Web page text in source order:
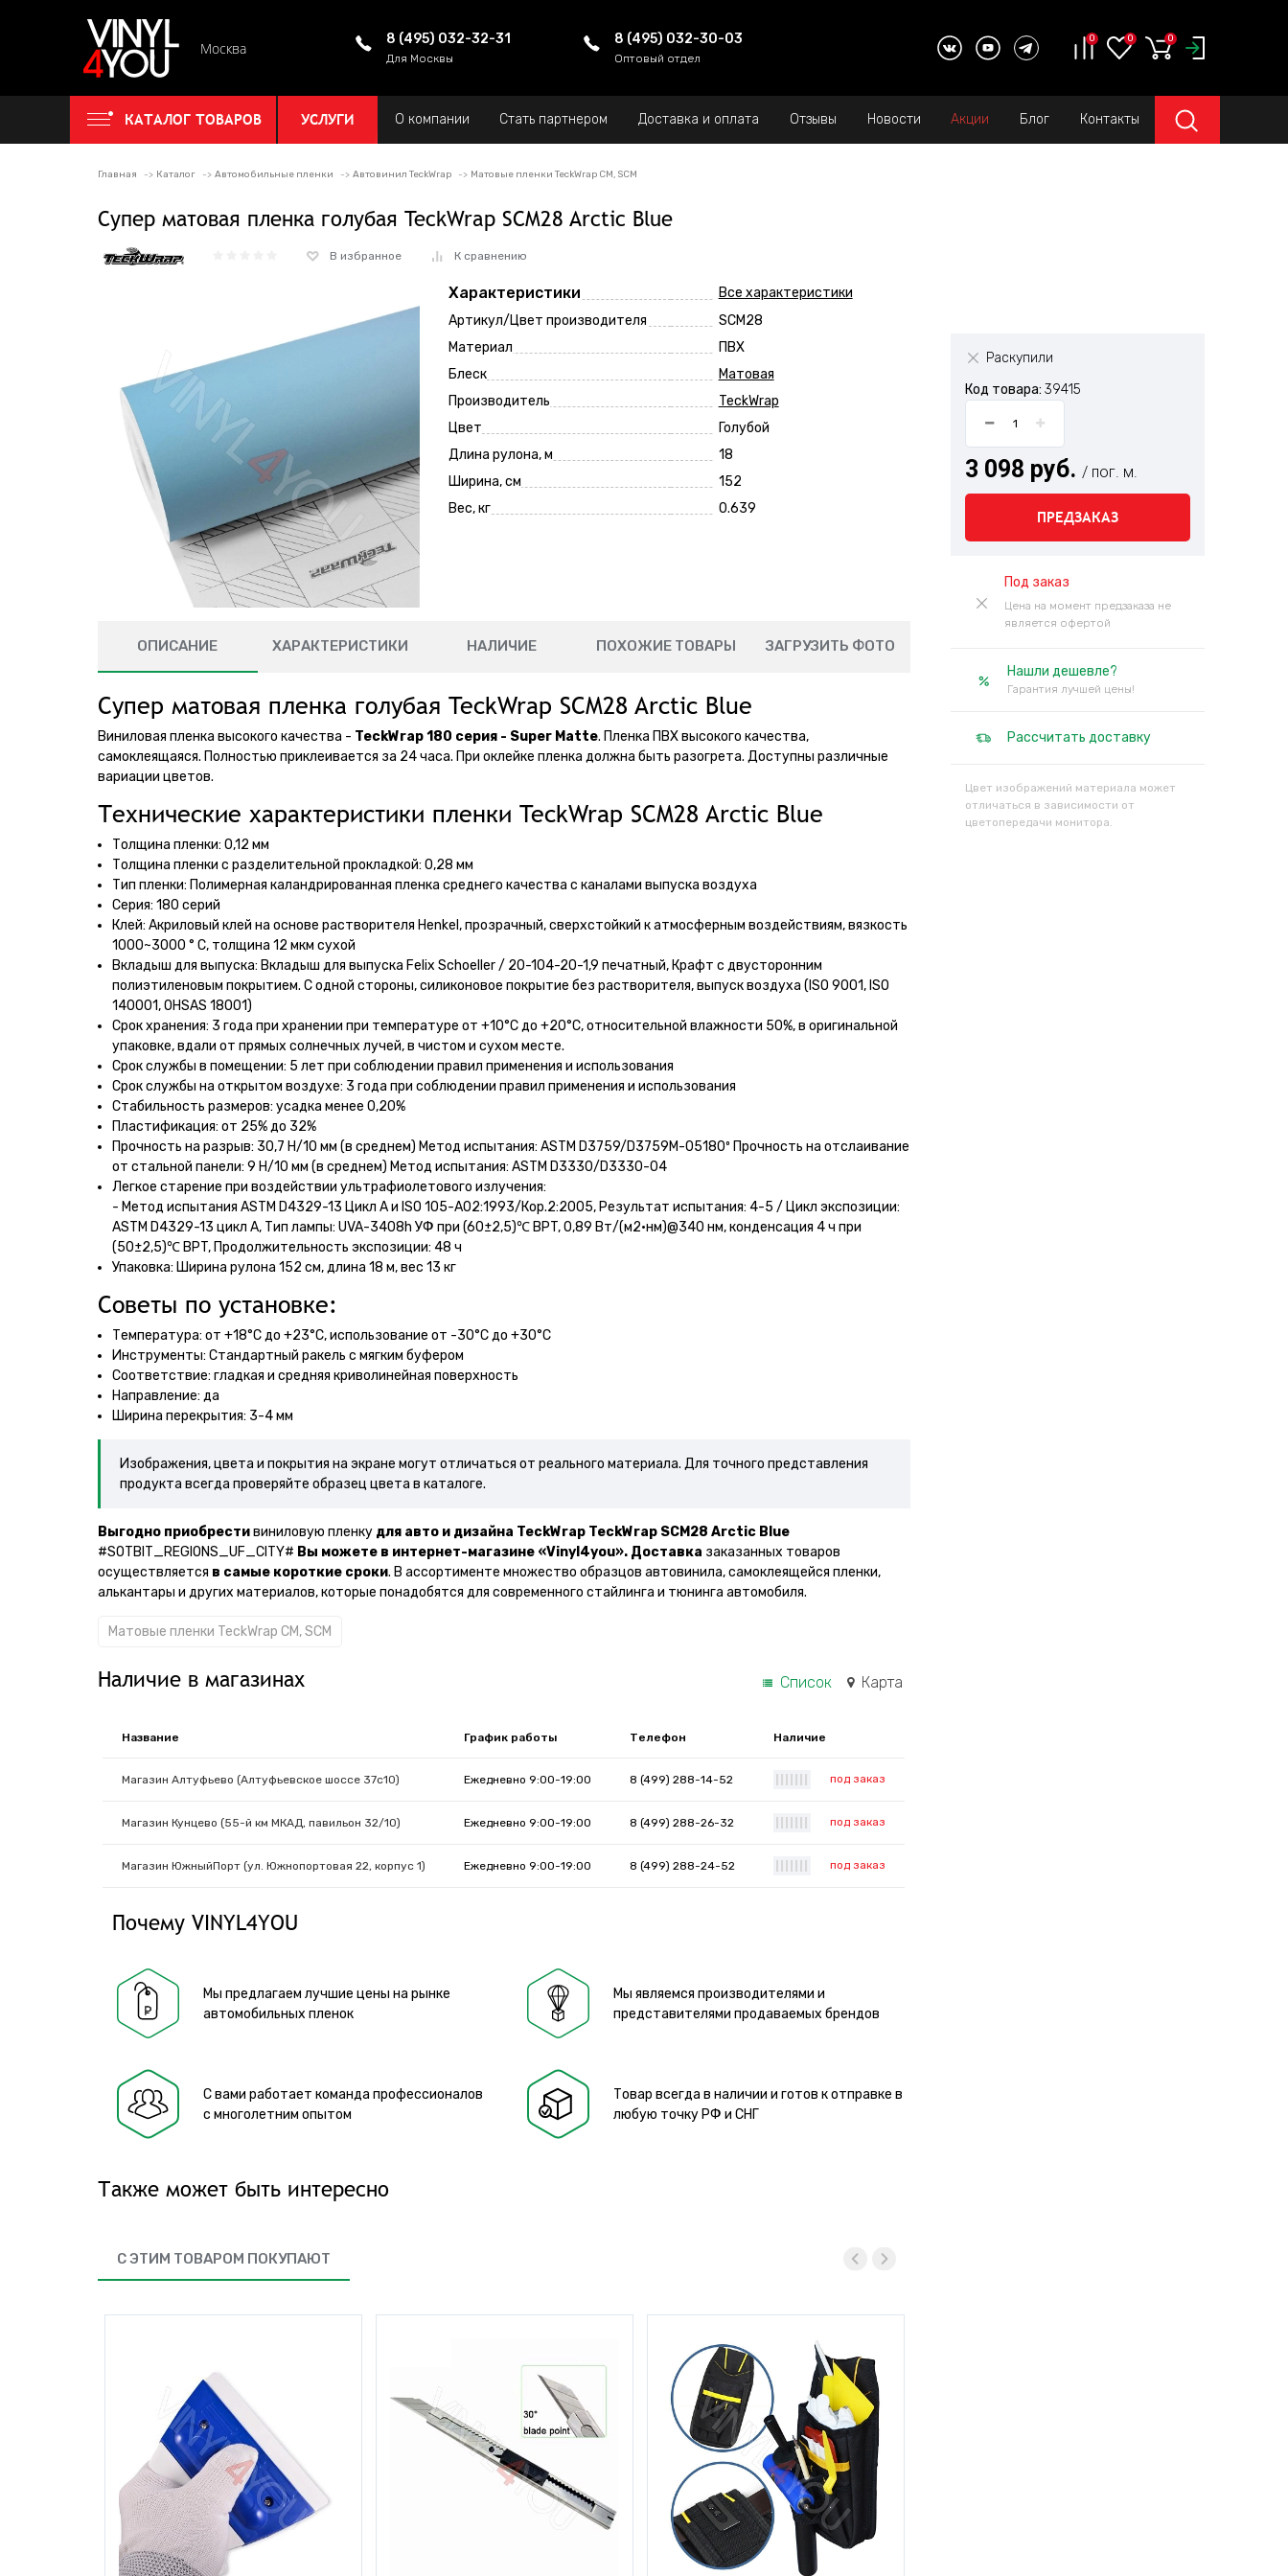
Москва
8 (495) 032-32-31
Для Москвы
8 (495) 032-30-03
Оптовый отдел
0 0 0
КАТАЛОГ ТОВАРОВ УСЛУГИ О компании Стать партнером Доставка и оплата Отзывы Новости Акции Блог Контакты
Главная Каталог Автомобильные пленки Автовинил TeckWrap Матовые пленки TeckWrap CM, SCM
Супер матовая пленка голубая TeckWrap SCM28 Arctic Blue
В избранное К сравнению
Характеристики
Все характеристики
Артикул/Цвет производителя
SCM28
Материал
ПВХ
Блеск
Матовая
Производитель
TeckWrap
Цвет
Голубой
Длина рулона, м
18
Ширина, см
152
Вес, кг
0.639
Раскупили
Код товара: 39415
3 098 руб. / пог. м.
ПРЕДЗАКАЗ
Под заказ
Цена на момент предзаказа не
является офертой
Нашли дешевле?
Гарантия лучшей цены!
Рассчитать доставку
Цвет изображений материала может
отличаться в зависимости от
цветопередачи монитора.
ОПИСАНИЕ ХАРАКТЕРИСТИКИ НАЛИЧИЕ ПОХОЖИЕ ТОВАРЫ ЗАГРУЗИТЬ ФОТО
Супер матовая пленка голубая TeckWrap SCM28 Arctic Blue
Виниловая пленка высокого качества - TeckWrap 180 серия - Super Matte. Пленка ПВХ высокого качества,
самоклеящаяся. Полностью приклеивается за 24 часа. При оклейке пленка должна быть разогрета. Доступны различные
вариации цветов.
Технические характеристики пленки TeckWrap SCM28 Arctic Blue
Толщина пленки: 0,12 мм
Толщина пленки с разделительной прокладкой: 0,28 мм
Тип пленки: Полимерная каландрированная пленка среднего качества с каналами выпуска воздуха
Серия: 180 серий
Клей: Акриловый клей на основе растворителя Henkel, прозрачный, сверхстойкий к атмосферным воздействиям, вязкость
1000~3000 ° C, толщина 12 мкм сухой
Вкладыш для выпуска: Вкладыш для выпуска Felix Schoeller / 20-104-20-1,9 печатный, Крафт с двусторонним
полиэтиленовым покрытием. С одной стороны, силиконовое покрытие без растворителя, выпуск воздуха (ISO 9001, ISO
140001, OHSAS 18001)
Срок хранения: 3 года при хранении при температуре от +10°С до +20°С, относительной влажности 50%, в оригинальной
упаковке, вдали от прямых солнечных лучей, в чистом и сухом месте.
Срок службы в помещении: 5 лет при соблюдении правил применения и использования
Срок службы на открытом воздухе: 3 года при соблюдении правил применения и использования
Стабильность размеров: усадка менее 0,20%
Пластификация: от 25% до 32%
Прочность на разрыв: 30,7 Н/10 мм (в среднем) Метод испытания: ASTM D3759/D3759M-05180º Прочность на отслаивание
от стальной панели: 9 Н/10 мм (в среднем) Метод испытания: ASTM D3330/D3330-04
Легкое старение при воздействии ультрафиолетового излучения:
- Метод испытания ASTM D4329-13 Цикл A и ISO 105-A02:1993/Кор.2:2005, Результат испытания: 4-5 / Цикл экспозиции:
ASTM D4329-13 цикл A, Тип лампы: UVA-3408h УФ при (60±2,5)℃ BPT, 0,89 Вт/(м2•нм)@340 нм, конденсация 4 ч при
(50±2,5)℃ BPT, Продолжительность экспозиции: 48 ч
Упаковка: Ширина рулона 152 см, длина 18 м, вес 13 кг
Советы по установке:
Температура: от +18°С до +23°С, использование от -30°С до +30°С
Инструменты: Стандартный ракель с мягким буфером
Соответствие: гладкая и средняя криволинейная поверхность
Направление: да
Ширина перекрытия: 3-4 мм
Изображения, цвета и покрытия на экране могут отличаться от реального материала. Для точного представления
продукта всегда проверяйте образец цвета в каталоге.
Выгодно приобрестивиниловую пленку для авто и дизайна TeckWrap TeckWrap SCM28 Arctic Blue
#SOTBIT_REGIONS_UF_CITY# Вы можете в интернет-магазине «Vinyl4you». Доставка заказанных товаров
осуществляется в самые короткие сроки. В ассортименте множество образцов автовинила, самоклеящейся пленки,
алькантары и других материалов, которые понадобятся для современного стайлинга и тюнинга автомобиля.
Матовые пленки TeckWrap CM, SCM
Наличие в магазинах Список Карта
Название График работы Телефон Наличие
Магазин Алтуфьево (Алтуфьевское шоссе 37с10) Ежедневно 9:00-19:00 8 (499) 288-14-52 под заказ
Магазин Кунцево (55-й км МКАД, павильон 32/10) Ежедневно 9:00-19:00 8 (499) 288-26-32 под заказ
Магазин ЮжныйПорт (ул. Южнопортовая 22, корпус 1) Ежедневно 9:00-19:00 8 (499) 288-24-52 под заказ
Почему VINYL4YOU
Мы предлагаем лучшие цены на рынке
автомобильных пленок
Мы являемся производителями и
представителями продаваемых брендов
С вами работает команда профессионалов
с многолетним опытом
Товар всегда в наличии и готов к отправке в
любую точку РФ и СНГ
Также может быть интересно
С ЭТИМ ТОВАРОМ ПОКУПАЮТ